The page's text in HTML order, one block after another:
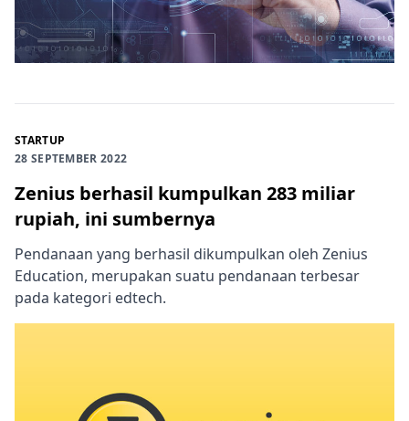
STARTUP
28 SEPTEMBER 2022
Zenius berhasil kumpulkan 283 miliar
rupiah, ini sumbernya
Pendanaan yang berhasil dikumpulkan oleh Zenius
Education, merupakan suatu pendanaan terbesar
pada kategori edtech.